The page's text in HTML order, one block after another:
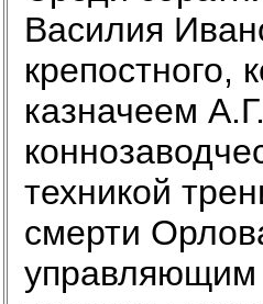
Василия
крепостного,
казначеем
техникой
смерти
управляющим